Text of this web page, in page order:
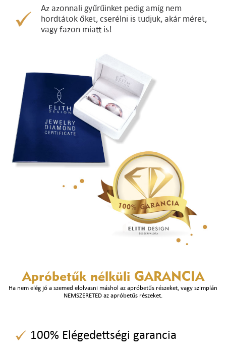
Az azonnali gyűrűinket pedig amíg nem
hordtátok őket, cserélni is tudjuk, akár méret,
vagy fazon miatt is!
Apróbetűk nélküli GARANCIA
Ha nem elég jó a szemed elolvasni máshol az apróbetűs részeket, vagy szimplán
NEMSZERETED az apróbetűs részeket.
100% Elégedettségi garancia